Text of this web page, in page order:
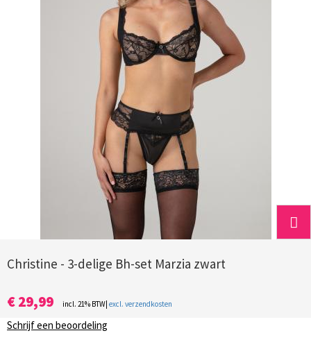
Christine - 3-delige Bh-set Marzia zwart
€ 29,99 incl. 21% BTW| excl. verzendkosten
Schrijf een beoordeling